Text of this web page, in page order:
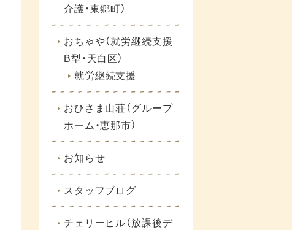
介護・東郷町）
おちゃや（就労継続支援
B型・天白区）
就労継続支援
おひさま山荘（グループ
ホーム・恵那市）
お知らせ
スタッフブログ
チェリーヒル（放課後デ